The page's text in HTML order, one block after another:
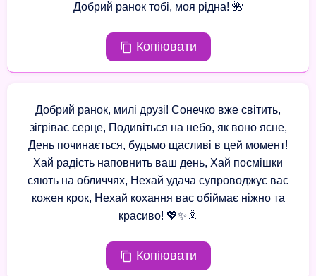
Добрий ранок тобі, моя рідна! 🌺
Копіювати
Добрий ранок, милі друзі! Сонечко вже світить,
зігріває серце, Подивіться на небо, як воно ясне,
День починається, будьмо щасливі в цей момент!
Хай радість наповнить ваш день, Хай посмішки
сяють на обличчях, Нехай удача супроводжує вас
кожен крок, Нехай кохання вас обіймає ніжно та
красиво! 💖✨🌞
Копіювати